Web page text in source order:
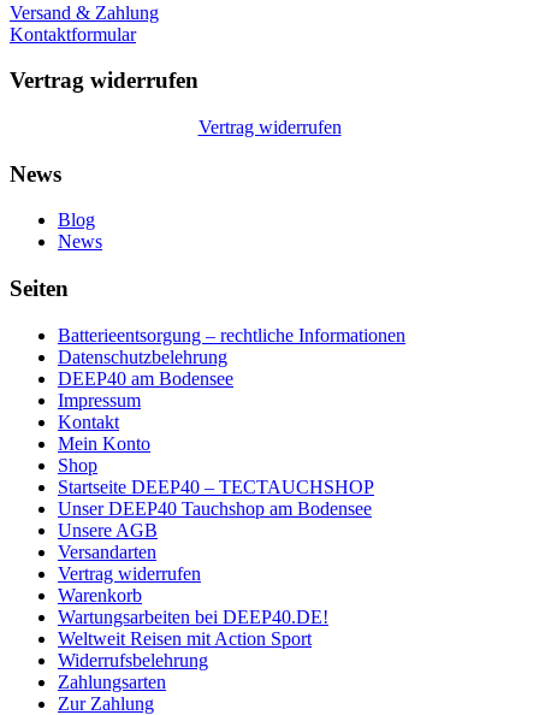
Versand & Zahlung
Kontaktformular
Vertrag widerrufen
Vertrag widerrufen
News
Blog
News
Seiten
Batterieentsorgung – rechtliche Informationen
Datenschutzbelehrung
DEEP40 am Bodensee
Impressum
Kontakt
Mein Konto
Shop
Startseite DEEP40 – TECTAUCHSHOP
Unser DEEP40 Tauchshop am Bodensee
Unsere AGB
Versandarten
Vertrag widerrufen
Warenkorb
Wartungsarbeiten bei DEEP40.DE!
Weltweit Reisen mit Action Sport
Widerrufsbelehrung
Zahlungsarten
Zur Zahlung